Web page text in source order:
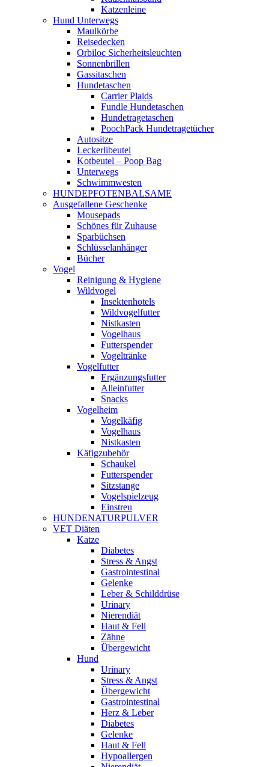
Katzenleine
Hund Unterwegs
Maulkörbe
Reisedecken
Orbiloc Sicherheitsleuchten
Sonnenbrillen
Gassitaschen
Hundetaschen
Carrier Plaids
Fundle Hundetaschen
Hundetragetaschen
PoochPack Hundetragetücher
Autositze
Leckerlibeutel
Kotbeutel – Poop Bag
Unterwegs
Schwimmwesten
HUNDEPFOTENBALSAME
Ausgefallene Geschenke
Mousepads
Schönes für Zuhause
Sparbüchsen
Schlüsselanhänger
Bücher
Vogel
Reinigung & Hygiene
Wildvogel
Insektenhotels
Wildvogelfutter
Nistkasten
Vogelhaus
Futterspender
Vogeltränke
Vogelfutter
Ergänzungsfutter
Alleinfutter
Snacks
Vogelheim
Vogelkäfig
Vogelhaus
Nistkasten
Käfigzubehör
Schaukel
Futterspender
Sitzstange
Vogelspielzeug
Einstreu
HUNDENATURPULVER
VET Diäten
Katze
Diabetes
Stress & Angst
Gastrointestinal
Gelenke
Leber & Schilddrüse
Urinary
Nierendiät
Haut & Fell
Zähne
Übergewicht
Hund
Urinary
Stress & Angst
Übergewicht
Gastrointestinal
Herz & Leber
Diabetes
Gelenke
Haut & Fell
Hypoallergen